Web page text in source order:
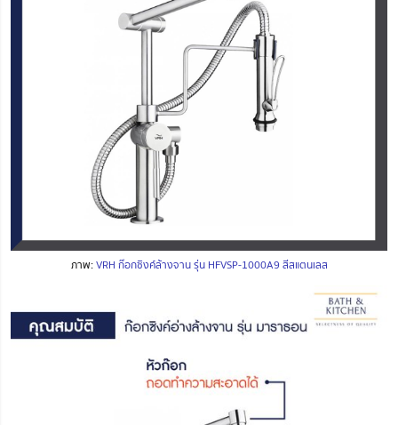
ภาพ:VRH ก๊อกซิงค์ล้างจาน รุ่น HFVSP-1000A9 สีสแตนเลส